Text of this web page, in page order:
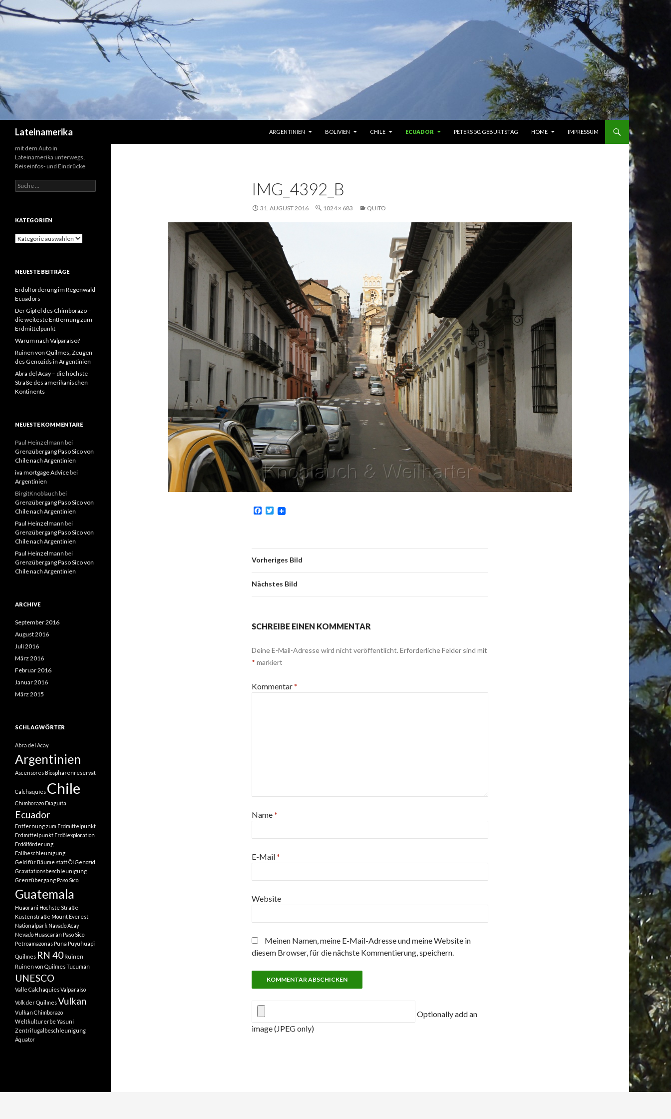
Lateinamerika
ARGENTINIEN
BOLIVIEN CHILE ECUADOR PETERS 50. GEBURTSTAG HOME IMPRESSUM
IMG_4392_B
31. AUGUST 2016 1024 × 683 QUITO
F
o
o
T
e
r
Vorheriges Bild
Nächstes Bild
SCHREIBE EINEN KOMMENTAR
Deine E-Mail-Adresse wird nicht veröffentlicht. Erforderliche Felder sind mit
* markiert
Kommentar*
Name*
E-Mail*
Website
Meinen Namen, meine E-Mail-Adresse und meine Website in
diesem Browser, für die nächste Kommentierung, speichern.
Optionally add an
image (JPEG only)
mit dem Auto in
Lateinamerika unterwegs,
Reiseinfos- und Eindrücke
Suche
nach:
KATEGORIEN
Kategorien
NEUESTE BEITRÄGE
Erdölförderung im Regenwald
Ecuadors
Der Gipfel des Chimborazo –
die weiteste Entfernung zum
Erdmittelpunkt
Warum nach Valparaíso?
Ruinen von Quilmes, Zeugen
des Genozids in Argentinien
Abra del Acay – die höchste
Straße des amerikanischen
Kontinents
NEUESTE KOMMENTARE
Paul Heinzelmann bei
Grenzübergang Paso Sico von
Chile nach Argentinien
iva mortgage Advicebei
Argentinien
BirgitKnoblauch bei
Grenzübergang Paso Sico von
Chile nach Argentinien
Paul Heinzelmann bei
Grenzübergang Paso Sico von
Chile nach Argentinien
Paul Heinzelmann bei
Grenzübergang Paso Sico von
Chile nach Argentinien
ARCHIVE
September 2016
August 2016
Juli 2016
März 2016
Februar 2016
Januar 2016
März 2015
SCHLAGWÖRTER
Abra del Acay
Argentinien
Ascensores Biosphärenreservat
Calchaquíes Chile
Chimborazo Diaguita
Ecuador
Entfernung zum Erdmittelpunkt
Erdmittelpunkt Erdölexploration
Erdölförderung
Fallbeschleunigung
Geld für Bäume statt Öl Genozid
Gravitationsbeschleunigung
Grenzübergang Paso Sico
Guatemala
Huaorani Höchste Straße
Küstenstraße Mount Everest
Nationalpark Navado Acay
Nevado Huascarán Paso Sico
Petroamazonas Puna Puyuhuapi
Quilmes RN 40 Ruinen
Ruinen von QuilmesTucumán
UNESCO
Valle CalchaquiesValparaíso
Volk der QuilmesVulkan
Vulkan Chimborazo
Weltkulturerbe Yasuní
Zentrifugalbeschleunigung
Äquator